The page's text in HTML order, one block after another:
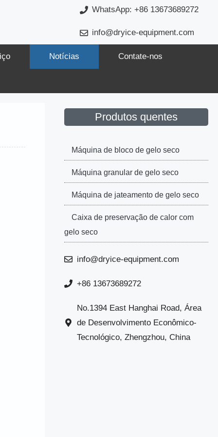
WhatsApp: +86 13673689272
info@dryice-equipment.com
Notícias Contate-nos
Produtos quentes
Máquina de bloco de gelo seco
Máquina granular de gelo seco
Máquina de jateamento de gelo seco
Caixa de preservação de calor com
gelo seco
info@dryice-equipment.com
+86 13673689272
No.1394 East Hanghai Road, Área
de Desenvolvimento Econômico-
Tecnológico, Zhengzhou, China